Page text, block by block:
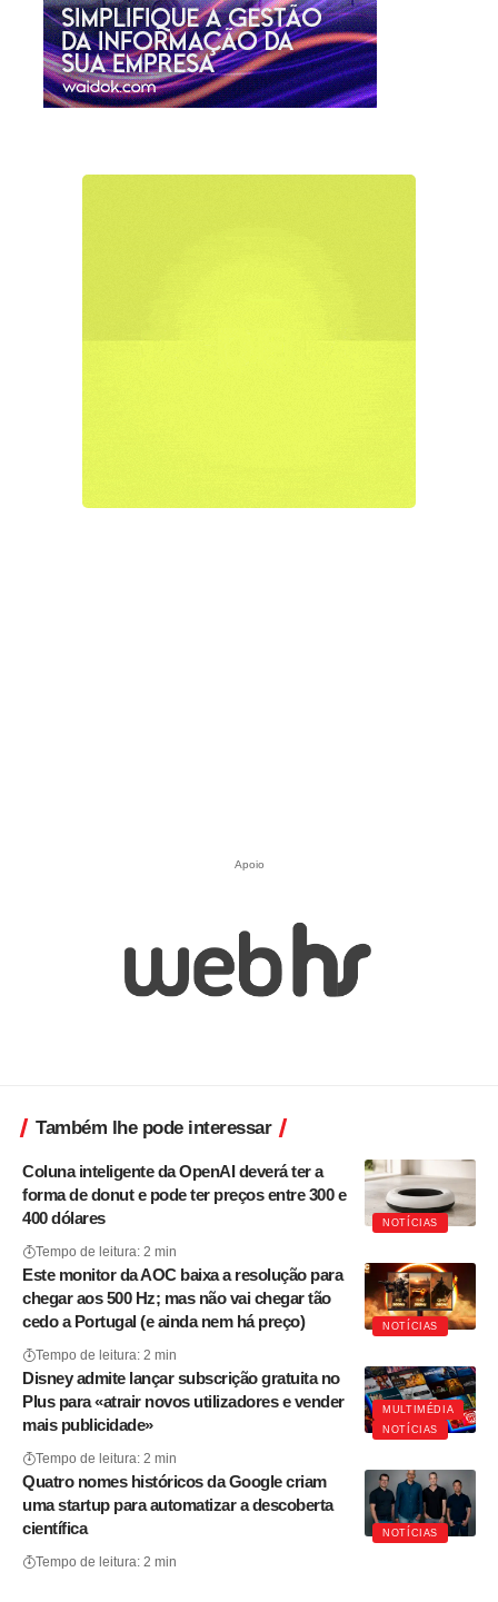
Apoio
Também lhe pode interessar
NOTÍCIAS
Coluna inteligente da OpenAI deverá ter a
forma de donut e pode ter preços entre 300 e
400 dólares
Tempo de leitura: 2 min
NOTÍCIAS
Este monitor da AOC baixa a resolução para
chegar aos 500 Hz; mas não vai chegar tão
cedo a Portugal (e ainda nem há preço)
Tempo de leitura: 2 min
MULTIMÉDIA
NOTÍCIAS
Disney admite lançar subscrição gratuita no
Plus para «atrair novos utilizadores e vender
mais publicidade»
Tempo de leitura: 2 min
NOTÍCIAS
Quatro nomes históricos da Google criam
uma startup para automatizar a descoberta
científica
Tempo de leitura: 2 min